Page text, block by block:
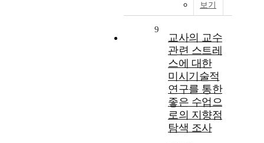
보기
9
교사의 교수
관련 스트레
스에 대한
미시기술적
연구를 통한
좋은 수업으
로의 지향점
탐색 조사